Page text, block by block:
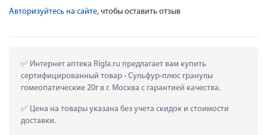
Авторизуйтесь на сайте, чтобы оставить отзыв
Интернет аптека Rigla.ru предлагает вам купить
сертифицированный товар - Сульфур-плюс гранулы
гомеопатические 20г в г. Москва с гарантией качества.
Цена на товары указана без учета скидок и стоимости
доставки.